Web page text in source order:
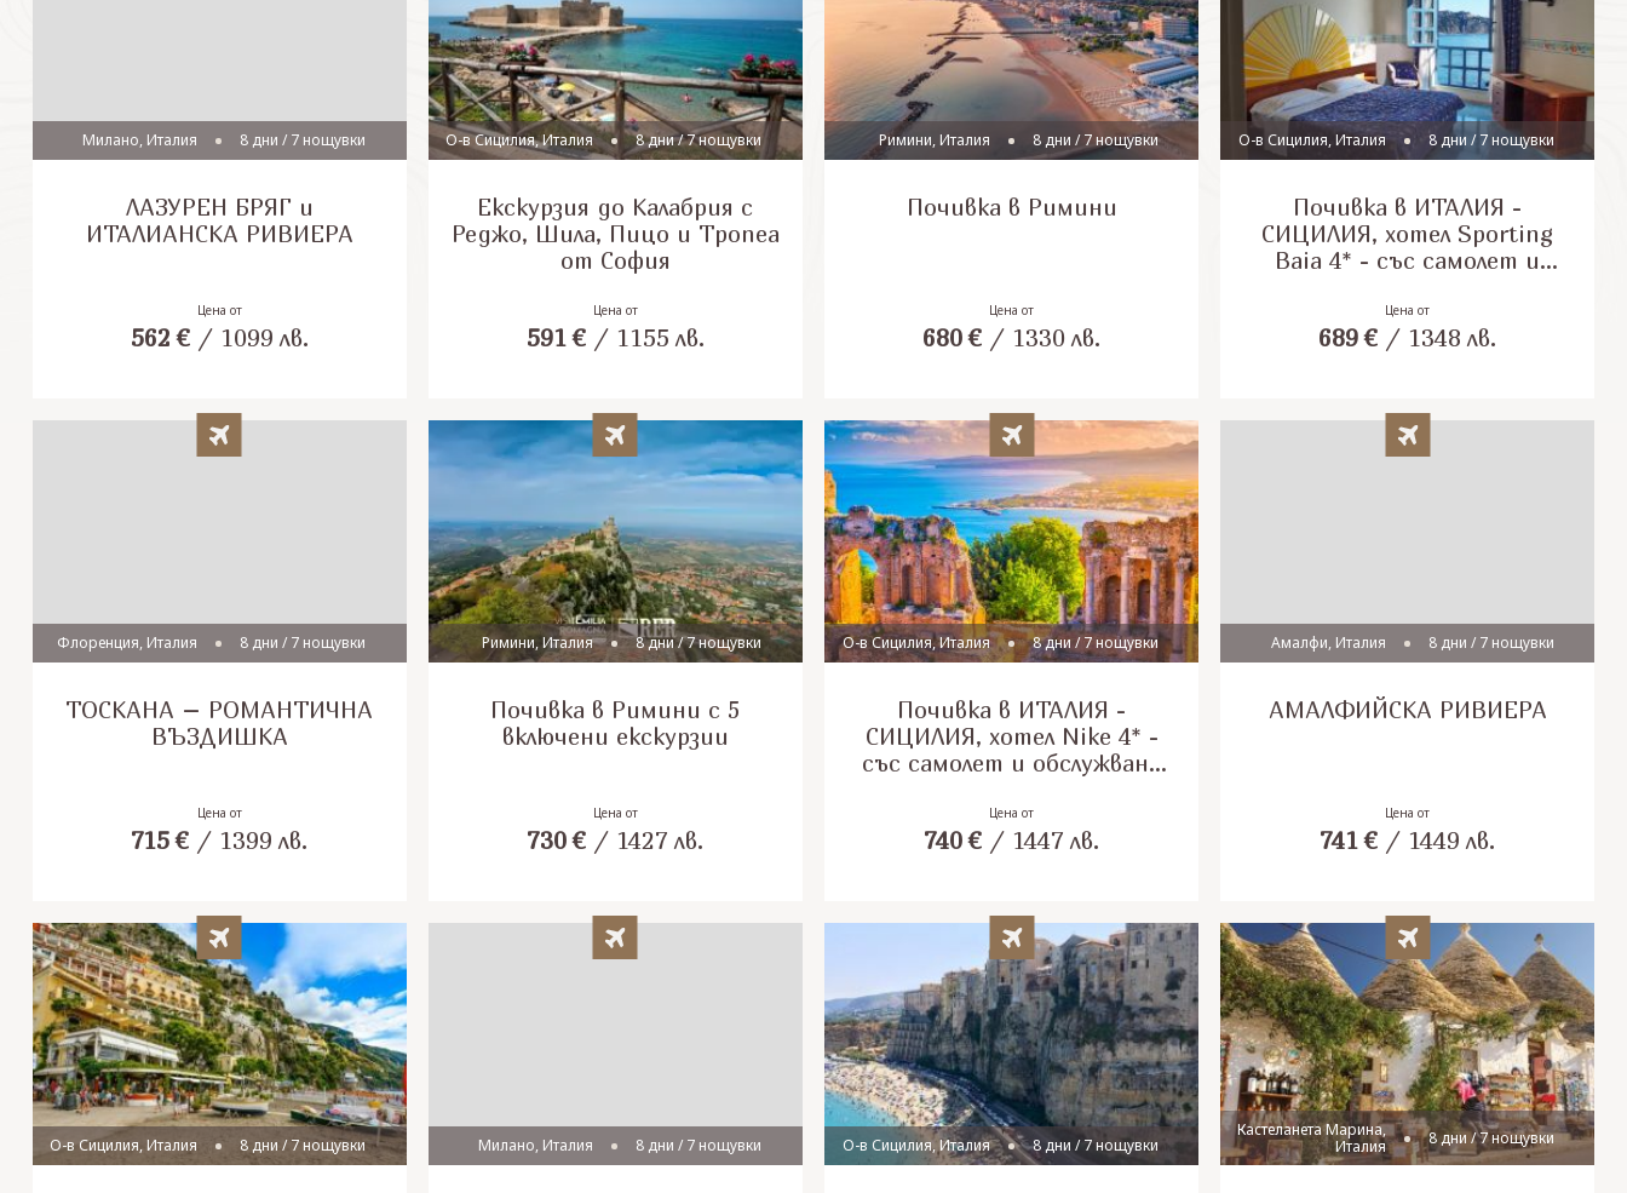
Милано, Италия 8 дни / 7 нощувки
ЛАЗУРЕН БРЯГ и
ИТАЛИАНСКА РИВИЕРА
Цена от
562 €/ 1099 лв.
О-в Сицилия, Италия 8 дни / 7 нощувки
Екскурзия до Калабрия с
Реджо, Шила, Пицо и Тропеа
от София
Цена от
591 €/ 1155 лв.
Римини, Италия 8 дни / 7 нощувки
Почивка в Римини
Цена от
680 € / 1330 лв.
О-в Сицилия, Италия 8 дни / 7 нощувки
Почивка в ИТАЛИЯ -
СИЦИЛИЯ, хотел Sporting
Baia 4* - със самолет и
език! Гарантирани места!
Цена от
689 € / 1348 лв.
Флоренция, Италия 8 дни / 7 нощувки
ТОСКАНА – РОМАНТИЧНА
ВЪЗДИШКА
Цена от
715 € / 1399 лв.
Римини, Италия 8 дни / 7 нощувки
Почивка в Римини с 5
включени екскурзии
Цена от
730 € / 1427 лв.
О-в Сицилия, Италия 8 дни / 7 нощувки
Почивка в ИТАЛИЯ -
СИЦИЛИЯ, хотел Nike 4* -
със самолет и обслужване
Цена от
740 € / 1447 лв.
Амалфи, Италия 8 дни / 7 нощувки
АМАЛФИЙСКА РИВИЕРА
Цена от
741 € / 1449 лв.
О-в Сицилия, Италия 8 дни / 7 нощувки Милано, Италия 8 дни / 7 нощувки О-в Сицилия, Италия 8 дни / 7 нощувки
Кастеланета Марина,
Италия
8 дни / 7 нощувки